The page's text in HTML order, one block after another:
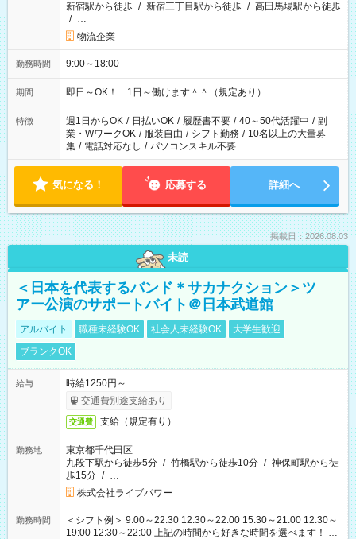
新宿駅から徒歩 / 新宿三丁目駅から徒歩 / 高田馬場駅から徒歩
/ …
物流企業
勤務時間 9:00～18:00
期間 即日～OK！ 1日～働けます＾＾（規定あり）
特徴 週1日からOK / 日払いOK / 履歴書不要 / 40～50代活躍中 / 副
業・WワークOK / 服装自由 / シフト勤務 / 10名以上の大量募
集 / 電話対応なし / パソコンスキル不要
気になる！ 応募する 詳細へ
掲載日：2026.08.03
未読
＜日本を代表するバンド＊サカナクション＞ツ
アー公演のサポートバイト＠日本武道館
アルバイト 職種未経験OK 社会人未経験OK
大学生歓迎
ブランクOK
給与
時給1250円～
交通費別途支給あり
交通費 支給（規定有り）
勤務地
東京都千代田区
九段下駅から徒歩5分 / 竹橋駅から徒歩10分 / 神保町駅から徒
歩15分 / …
株式会社ライブパワー
勤務時間
＜シフト例＞ 9:00～22:30 12:30～22:00 15:30～21:00 12:30～
19:00 12:30～22:00 上記の時間から好きな時間を選べます！ ※